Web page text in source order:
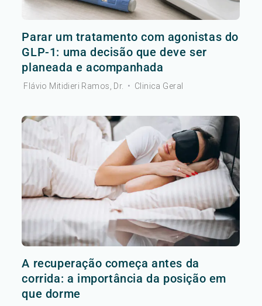
Parar um tratamento com agonistas do
GLP-1: uma decisão que deve ser
planeada e acompanhada
Flávio Mitidieri Ramos, Dr. • Clinica Geral
A recuperação começa antes da
corrida: a importância da posição em
que dorme